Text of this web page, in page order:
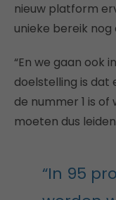
nieuw platform
unieke bereik
“En we gaan ook
doelstelling is dat
de nummer 1 is
moeten dus
“In 95